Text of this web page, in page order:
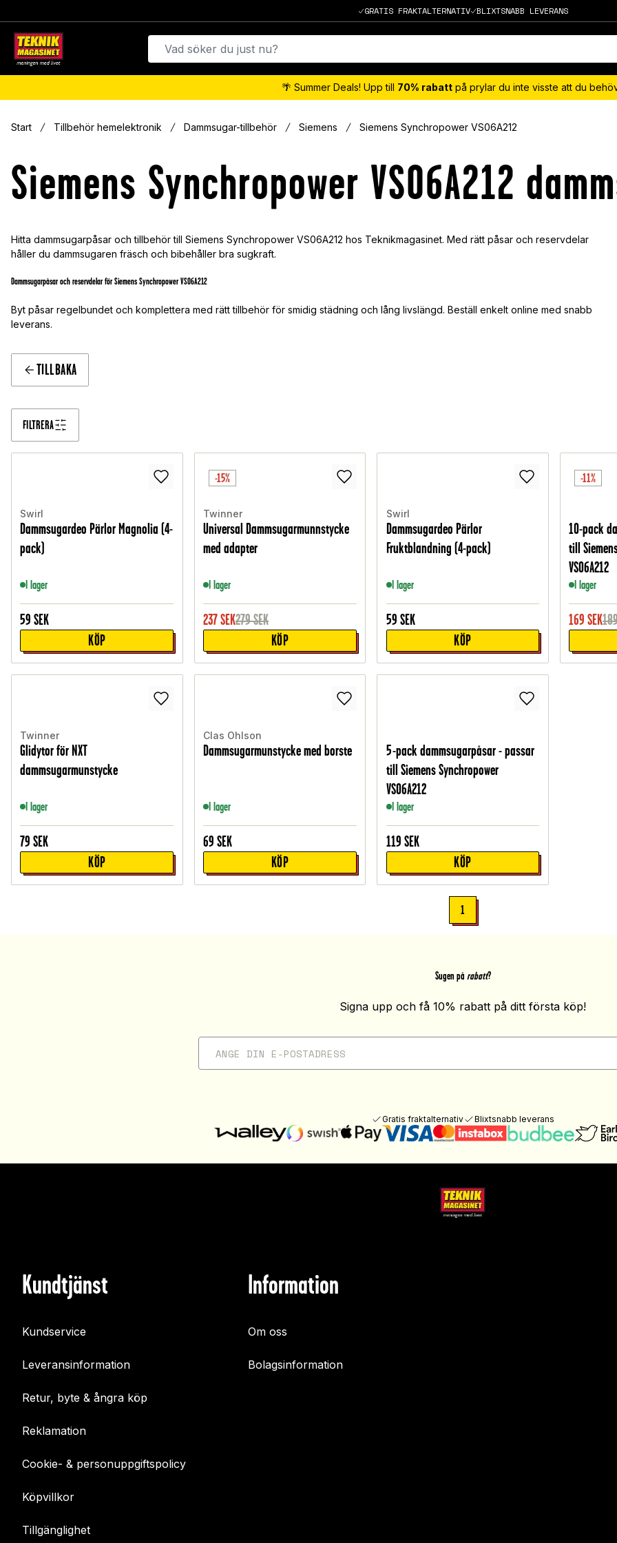
GRATIS FRAKTALTERNATIV BLIXTSNABB LEVERANS
🌴 Summer Deals! Upp till 70% rabatt på prylar du inte visste att du
Start Tillbehör hemelektronik Dammsugar-tillbehör Siemens Siemens Synchropower VS06A212
Siemens Synchropower VS06A212
Hitta dammsugarpåsar och tillbehör till Siemens Synchropower VS06A212 hos Teknikmagasinet. Med rätt påsar och reservdelar
håller du dammsugaren fräsch och bibehåller bra sugkraft.
Dammsugarpåsar och reservdelar för Siemens Synchropower VS06A212
Byt påsar regelbundet och komplettera med rätt tillbehör för smidig städning och lång livslängd. Beställ enkelt online med snabb
leverans.
TILLBAKA
FILTRERA
Swirl
Dammsugardeo Pärlor Magnolia (4-
pack)
I lager
59 SEK
KÖP
-15%
Twinner
Universal Dammsugarmunnstycke
med adapter
I lager
237SEK279SEK
KÖP
Swirl
Dammsugardeo Pärlor
Fruktblandning (4-pack)
I lager
59 SEK
KÖP
-11%
10-pack
till
VS06A212
I lager
169 SEK
Twinner
Glidytor för NXT
dammsugarmunstycke
I lager
79 SEK
KÖP
Clas Ohlson
Dammsugarmunstycke med borste
I lager
69 SEK
KÖP
5-pack dammsugarpåsar - passar
till Siemens Synchropower
VS06A212
I lager
119 SEK
KÖP
1
Sugen på rabatt?
Signa upp och få 10% rabatt på ditt första köp!
Gratis fraktalternativ Blixtsnabb leverans
Kundtjänst
Kundservice
Leveransinformation
Retur, byte & ångra köp
Reklamation
Cookie- & personuppgiftspolicy
Köpvillkor
Tillgänglighet
Information
Om oss
Bolagsinformation